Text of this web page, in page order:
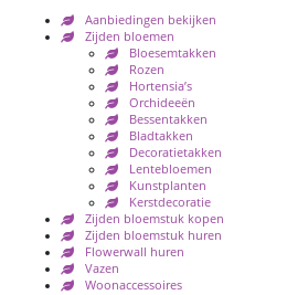
Aanbiedingen bekijken
Zijden bloemen
Bloesemtakken
Rozen
Hortensia’s
Orchideeën
Bessentakken
Bladtakken
Decoratietakken
Lentebloemen
Kunstplanten
Kerstdecoratie
Zijden bloemstuk kopen
Zijden bloemstuk huren
Flowerwall huren
Vazen
Woonaccessoires